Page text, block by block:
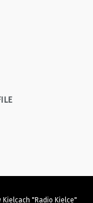
Kielcach "Radio Kielce"